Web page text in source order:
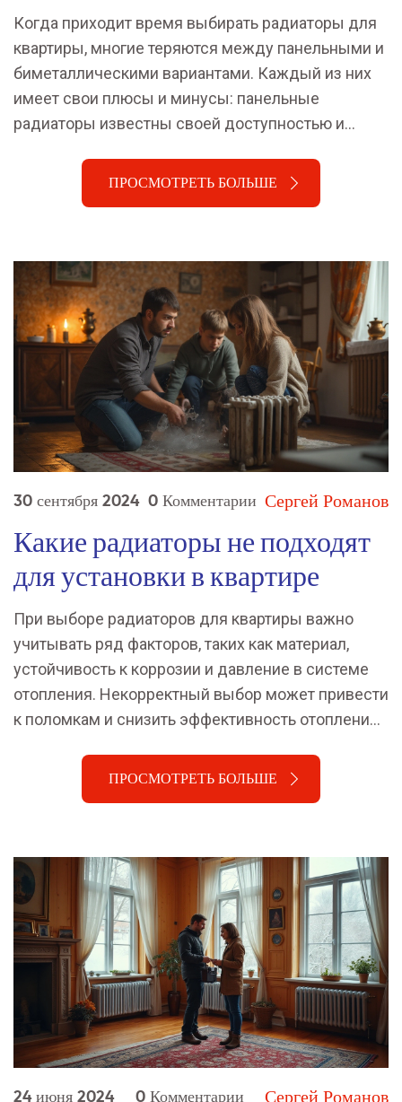
Когда приходит время выбирать радиаторы для
квартиры, многие теряются между панельными и
биметаллическими вариантами. Каждый из них
имеет свои плюсы и минусы: панельные
радиаторы известны своей доступностью и
высоким теплоотдачей и надежностью. В статье
рассмотрим, какие радиаторы лучше выбрать
ПРОСМОТРЕТЬ БОЛЬШЕ
30 сентября 2024 0 Комментарии Сергей Романов
Какие радиаторы не подходят
для установки в квартире
При выборе радиаторов для квартиры важно
учитывать ряд факторов, таких как материал,
устойчивость к коррозии и давление в системе
отопления. Некорректный выбор может привести
к поломкам и снизить эффективность отопления.
устанавливать в квартире и почему.
ПРОСМОТРЕТЬ БОЛЬШЕ
24 июня 2024 0 Комментарии Сергей Романов